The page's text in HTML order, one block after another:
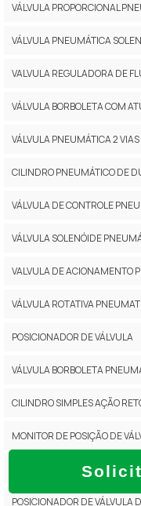
VÁLVULA PROPORCIONAL
VÁLVULA PNEUMÁTICA
VALVULA REGULADORA DE
VÁLVULA BORBOLETA COM
VÁLVULA PNEUMÁTICA 2 VIAS
CILINDRO PNEUMÁTICO DE
VÁLVULA DE CONTROLE
VÁLVULA SOLENÓIDE
VALVULA DE ACIONAMENTO
VÁLVULA ROTATIVA
POSICIONADOR DE VÁLVULA
VÁLVULA BORBOLETA
CILINDRO SIMPLES AÇÃO
MONITOR DE POSIÇÃO DE
VÁLVULA ATUADA
POSICIONADOR DE VÁLVULA